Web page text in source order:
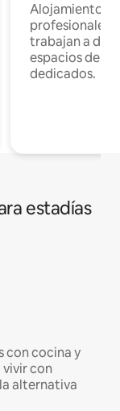
Alojamientos
profesionales
trabajan a
espacios de
dedicados.
estadías
con cocina y
vivir con
alternativa